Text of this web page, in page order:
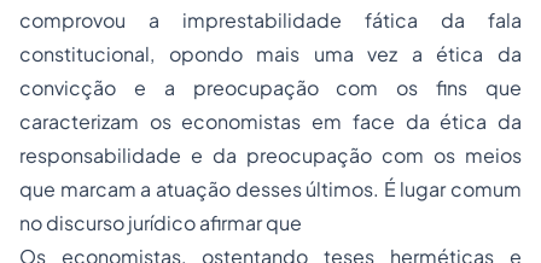
comprovou a imprestabilidade fática da fala
constitucional, opondo mais uma vez a ética da
convicção e a preocupação com os fins que
caracterizam os economistas em face da ética da
responsabilidade e da preocupação com os meios
que marcam a atuação desses últimos. É lugar comum
no discurso jurídico afirmar que
Os economistas, ostentando teses herméticas e